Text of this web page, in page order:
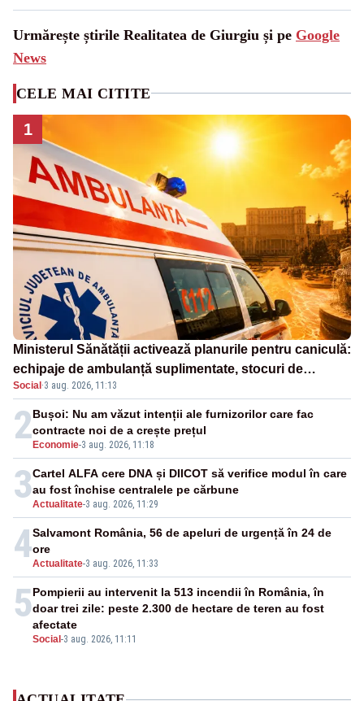
Urmărește știrile Realitatea de Giurgiu și pe Google
News
CELE MAI CITITE
1
Ministerul Sănătății activează planurile pentru caniculă:
echipaje de ambulanță suplimentate, stocuri de
medicamente verificate și puncte de apă în spațiile
publice
Social ·3 aug. 2026, 11:13
2 Economie-3 aug. 2026, 11:18
Bușoi: Nu am văzut intenții ale furnizorilor care fac
contracte noi de a crește prețul
3Actualitate-3 aug. 2026, 11:29
Cartel ALFA cere DNA și DIICOT să verifice modul în care
au fost închise centralele pe cărbune
4Actualitate-3 aug. 2026, 11:33
Salvamont România, 56 de apeluri de urgență în 24 de
ore
5
Social -3 aug. 2026, 11:11
Pompierii au intervenit la 513 incendii în România, în
doar trei zile: peste 2.300 de hectare de teren au fost
afectate